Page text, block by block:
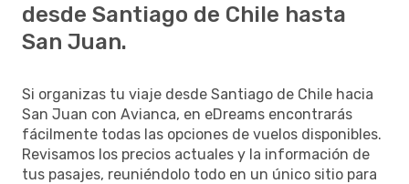
desde Santiago de Chile hasta
San Juan.
Si organizas tu viaje desde Santiago de Chile hacia
San Juan con Avianca, en eDreams encontrarás
fácilmente todas las opciones de vuelos disponibles.
Revisamos los precios actuales y la información de
tus pasajes, reuniéndolo todo en un único sitio para